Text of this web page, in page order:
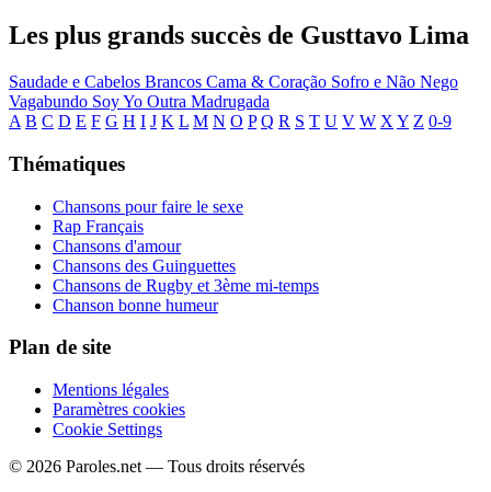
Les plus grands succès de Gusttavo Lima
Saudade e Cabelos Brancos Cama & Coração Sofro e Não Nego
Vagabundo Soy Yo Outra Madrugada
A B C D E F G H I J K L M N O P Q R S T U V W X Y Z 0-9
Thématiques
Chansons pour faire le sexe
Rap Français
Chansons d'amour
Chansons des Guinguettes
Chansons de Rugby et 3ème mi-temps
Chanson bonne humeur
Plan de site
Mentions légales
Paramètres cookies
Cookie Settings
© 2026 Paroles.net — Tous droits réservés